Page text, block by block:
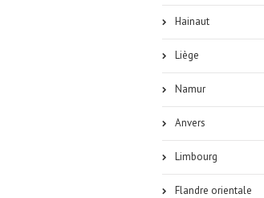
Hainaut
Liège
Namur
Anvers
Limbourg
Flandre orientale